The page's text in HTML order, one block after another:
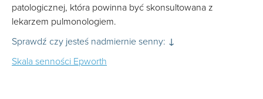
patologicznej, która powinna być skonsultowana z
lekarzem pulmonologiem.
Sprawdź czy jesteś nadmiernie senny: ↓
Skala senności Epworth